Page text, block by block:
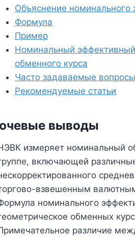
Объяснение номинального
Формула
Пример
Номинальный
обменного курса
Часто задаваемые вопросы
Рекомендуемые статьи
выводы
измеряет номинальный
включающей
взвешенным
номинального
обменных
различие